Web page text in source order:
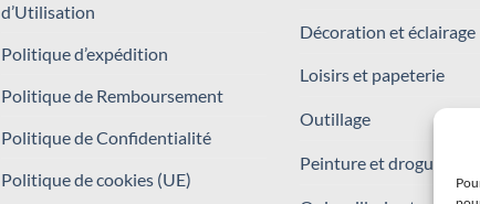
d’Utilisation
Politique d’expédition
Politique de Remboursement
Politique de Confidentialité
Politique de cookies (UE)
Décoration et éclairage
Loisirs et papeterie
Outillage
Peinture et droguerie